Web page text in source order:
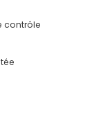
contrôle